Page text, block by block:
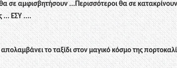
σε αμφισβητήσουν ...Περισσότεροι θα σε
... ΕΣΥ ....
το ταξίδι στον μαγικό κόσμο της